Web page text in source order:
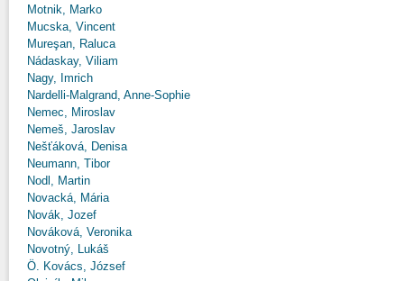
Motnik, Marko
Mucska, Vincent
Mureşan, Raluca
Nádaskay, Viliam
Nagy, Imrich
Nardelli-Malgrand, Anne-Sophie
Nemec, Miroslav
Nemeš, Jaroslav
Nešťáková, Denisa
Neumann, Tibor
Nodl, Martin
Novacká, Mária
Novák, Jozef
Nováková, Veronika
Novotný, Lukáš
Ö. Kovács, József